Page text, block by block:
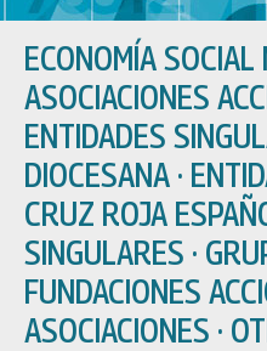
ECONOMÍA
ASOCIACIONES
ENTIDADES
DIOCESANA ·
CRUZ ROJA
SINGULARES ·
FUNDACIONES
ASOCIACIONES ·